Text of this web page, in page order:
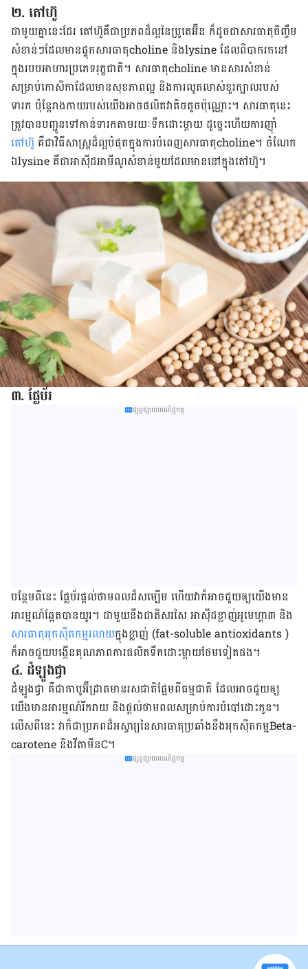
២. តៅ​ហ៊ូ​
​ជាមួយ​គ្នា​នេះ​ដែរ​ តៅហ៊ូ​គឺ​ជា​ប្រភព​ដ៏​ល្អ​នៃ​ប្រូតេអ៊ីន​ ក៏​ដូចជា​​សារធាតុ​ចិញ្ចឹម​
សំខាន់​ៗ​ដែល​មាន​ផ្ទុក​សារធាតុ​choline ​និង​lysine​ ដែល​ពិបាក​រក​នៅ​
ក្នុង​របប​អាហារ​ប្រភេទ​រុក្ខជាតិ​។ សារធាតុ​choline ​​មាន​សារសំខាន់​​
សម្រាប់​កោសិកា​​ដែល​មាន​សុខភាព​ល្អ​ និង​ការ​លូតលាស់​ខួរ​ក្បាល​របស់​
ទារក​ ប៉ុន្តែ​រាងកាយ​របស់​យើង​អាច​ផលិត​វា​តិចតួច​ប៉ុណ្ណោះ។​ ​សារធាតុ​នេះ​
ត្រូវ​បាន​បញ្ជូន​ទៅ​​កាន់​​ទារក​តាម​រយៈ​ទឹក​ដោះ​ម្ដាយ​ ដូច្នេះ​ហើយ​​ការ​ញ៉ាំ
តៅហ៊ូ ​ គឺ​ជា​វិធីសាស្ត្រ​ដ៏​ល្អ​បំផុត​ក្នុង​​ការ​បំពេញ​សារធាតុ​choline​។​ ចំណែក​
ឯ​lysine គឺ​ជា​អាស៊ីដ​អាមីណូ​សំខាន់​មួយ​​​ដែល​មាន​នៅ​ក្នុង​តៅហ៊ូ​។​
៣. ផ្លែ​ប័រ​
ផ្សព្វផ្សាយពាណិជ្ជកម្ម
បន្ថែម​ពី​នេះ​ ផ្លែ​ប័រ​​ផ្ដល់​ថាមពល​ដ៏​សម្បើម​ ហើយ​វា​ក៏​អាច​ជួយ​ឲ្យ​យើង​មាន​
អារម្មណ៍​ឆ្អែត​បាន​យូរ​។​ ជាមួយ​នឹង​ជាតិ​សរសៃ​ អាស៊ីដ​ខ្លាញ់​អូមេហ្គា​៣​ និង​​
សារធាតុ​អុកស៊ីតកម្ម​រលាយ​ក្នុង​ខ្លាញ់​ (fat-soluble antioxidants )
ក៏​អាច​ជួយ​បង្កើន​គុណភាព​ការ​ផលិត​ទឹក​ដោះ​ម្ដាយ​ថែម​ទៀត​ផង​។​
៤. ដំឡូង​ជ្វា​
​ដំឡូង​ជ្វា​ ​គឺ​ជា​កាបូអ៊ីដ្រាត​​​មាន​រស​ជាតិ​ផ្អែម​​ពី​ធម្មជាតិ​ ដែល​អាច​​ជួយ​ឲ្យ​
យើង​មាន​អារម្មណ៍​រីករាយ​ និង​​ផ្ដល់​ថាមពល​សម្រាប់​ការ​បំបៅ​ដោះ​កូន​។​
លើស​ពី​នេះ​ វា​ក៏​ជា​ប្រភព​ដ៏​អស្ចារ្យ​នៃ​សារធាតុ​ប្រឆាំង​នឹង​​អុកស៊ីតកម្ម​Beta-
carotene ​និង​វីតាមីន​C។
ផ្សព្វផ្សាយពាណិជ្ជកម្ម